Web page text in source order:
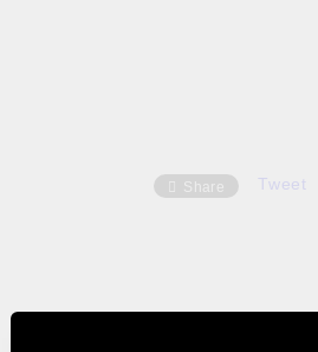
Share Tweet